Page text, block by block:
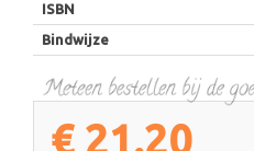
ISBN
Bindwijze
€ 21.20